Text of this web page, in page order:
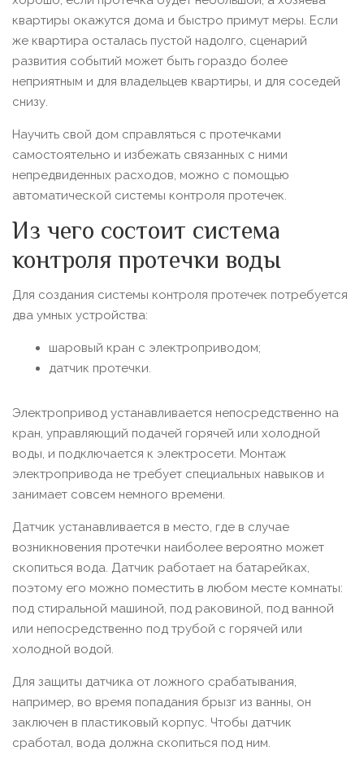
квартиры окажутся дома и быстро примут меры. Если
же квартира осталась пустой надолго, сценарий
развития событий может быть гораздо более
неприятным и для владельцев квартиры, и для соседей
снизу.
Научить свой дом справляться с протечками
самостоятельно и избежать связанных с ними
непредвиденных расходов, можно с помощью
автоматической системы контроля протечек.
Из чего состоит система
контроля протечки воды
Для создания системы контроля протечек потребуется
два умных устройства:
шаровый кран с электроприводом;
датчик протечки.
Электропривод устанавливается непосредственно на
кран, управляющий подачей горячей или холодной
воды, и подключается к электросети. Монтаж
электропривода не требует специальных навыков и
занимает совсем немного времени.
Датчик устанавливается в место, где в случае
возникновения протечки наиболее вероятно может
скопиться вода. Датчик работает на батарейках,
поэтому его можно поместить в любом месте комнаты:
под стиральной машиной, под раковиной, под ванной
или непосредственно под трубой с горячей или
холодной водой.
Для защиты датчика от ложного срабатывания,
например, во время попадания брызг из ванны, он
заключен в пластиковый корпус. Чтобы датчик
сработал, вода должна скопиться под ним.